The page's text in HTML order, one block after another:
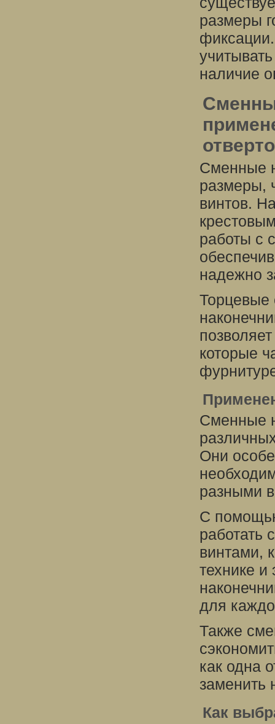
размеры
наличие
Сменные
размеры,
винтов.
работы с
надежно
Торцевые
которые
Сменные
Они
разными
С
работать
винтами,
технике и
для
Также
как одна
заменить
Как